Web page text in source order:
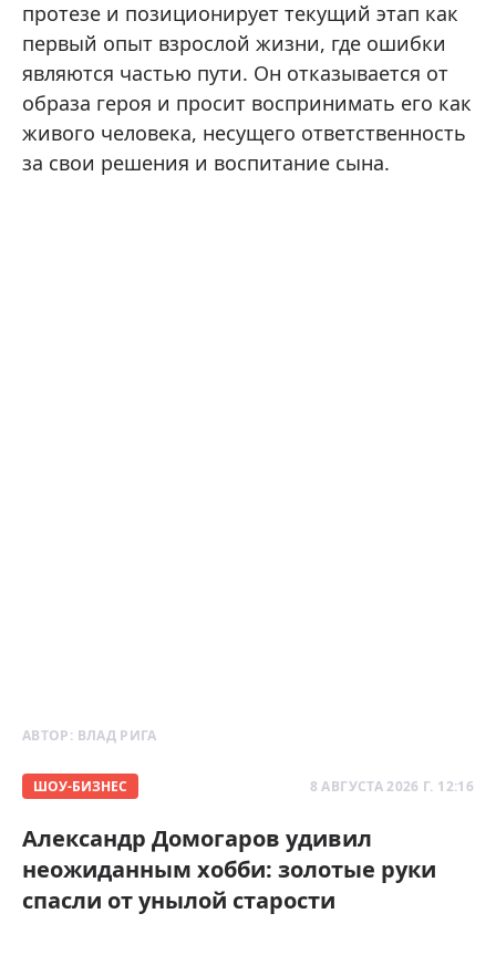
протезе и позиционирует текущий этап как
первый опыт взрослой жизни, где ошибки
являются частью пути. Он отказывается от
образа героя и просит воспринимать его как
живого человека, несущего ответственность
за свои решения и воспитание сына.
АВТОР: ВЛАД РИГА
ШОУ-БИЗНЕС 8 АВГУСТА 2026 Г. 12:16
Александр Домогаров удивил
неожиданным хобби: золотые руки
спасли от унылой старости